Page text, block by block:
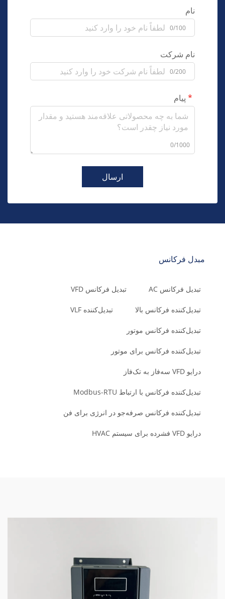
نام
0/100
نام شرکت
0/200
پیام
0/1000
ارسال
مبدل فرکانس
تبدیل فرکانس AC تبدیل فرکانس VFD
تبدیل‌کننده فرکانس بالا تبدیل‌کننده VLF
تبدیل‌کننده فرکانس موتور
تبدیل‌کننده فرکانس برای موتور
درایو VFD سه‌فاز به تک‌فاز
تبدیل‌کننده فرکانس با ارتباط Modbus-RTU
تبدیل‌کننده فرکانس صرفه‌جو در انرژی برای فن
درایو VFD فشرده برای سیستم HVAC